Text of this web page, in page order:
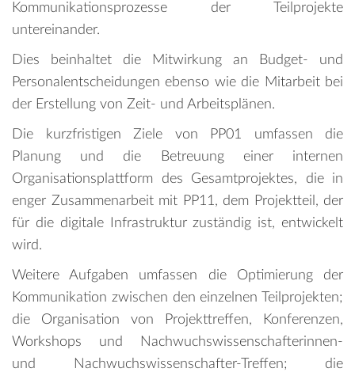
Kommunikationsprozesse der Teilprojekte
untereinander.
Dies beinhaltet die Mitwirkung an Budget- und
Personalentscheidungen ebenso wie die Mitarbeit bei
der Erstellung von Zeit- und Arbeitsplänen.
Die kurzfristigen Ziele von PP01 umfassen die
Planung und die Betreuung einer internen
Organisationsplattform des Gesamtprojektes, die in
enger Zusammenarbeit mit PP11, dem Projektteil, der
für die digitale Infrastruktur zuständig ist, entwickelt
wird.
Weitere Aufgaben umfassen die Optimierung der
Kommunikation zwischen den einzelnen Teilprojekten;
die Organisation von Projekttreffen, Konferenzen,
Workshops und Nachwuchswissenschafterinnen-
und Nachwuchswissenschafter-Treffen; die